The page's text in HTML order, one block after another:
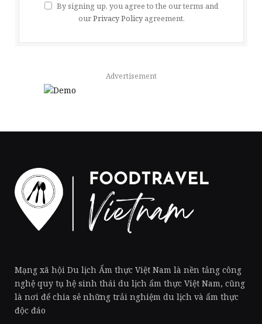
By signing up, you agree to the our terms and
ourPrivacy Policyagreement.
Advertisement
Mạng xã hội Du lịch Ẩm thực Việt Nam là nền tảng công
nghệ quy tụ hệ sinh thái du lịch ẩm thực Việt Nam, cũng
là nơi để chia sẻ những trải nghiệm du lịch và ẩm thực
độc đáo